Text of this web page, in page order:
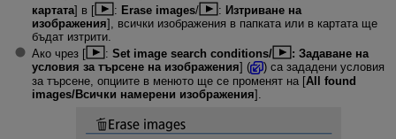
картата] в [ : Erase images/ : Изтриване на
изображения], всички изображения в папката или в картата ще
бъдат изтрити.
Ако чрез [
: Set image search conditions/
: Задаване на
условия за търсене на изображения] (
) са зададени условия
за търсене, опциите в менюто ще се променят на [All found
images/Всички намерени изображения].